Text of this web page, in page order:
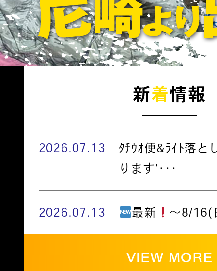
新着情報
2026.07.13
ﾀﾁｳｵ便&ﾗｲﾄ落と
ります'･･･
2026.07.13 最新 ～8/16(
VIEW MORE